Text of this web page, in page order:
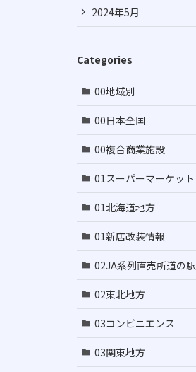
2024年5月
Categories
00地域別
00日本全国
00複合商業施設
01スーパーマーケット
01北海道地方
01新店改装情報
02JA系列直売所道の駅
02東北地方
03コンビニエンス
03関東地方